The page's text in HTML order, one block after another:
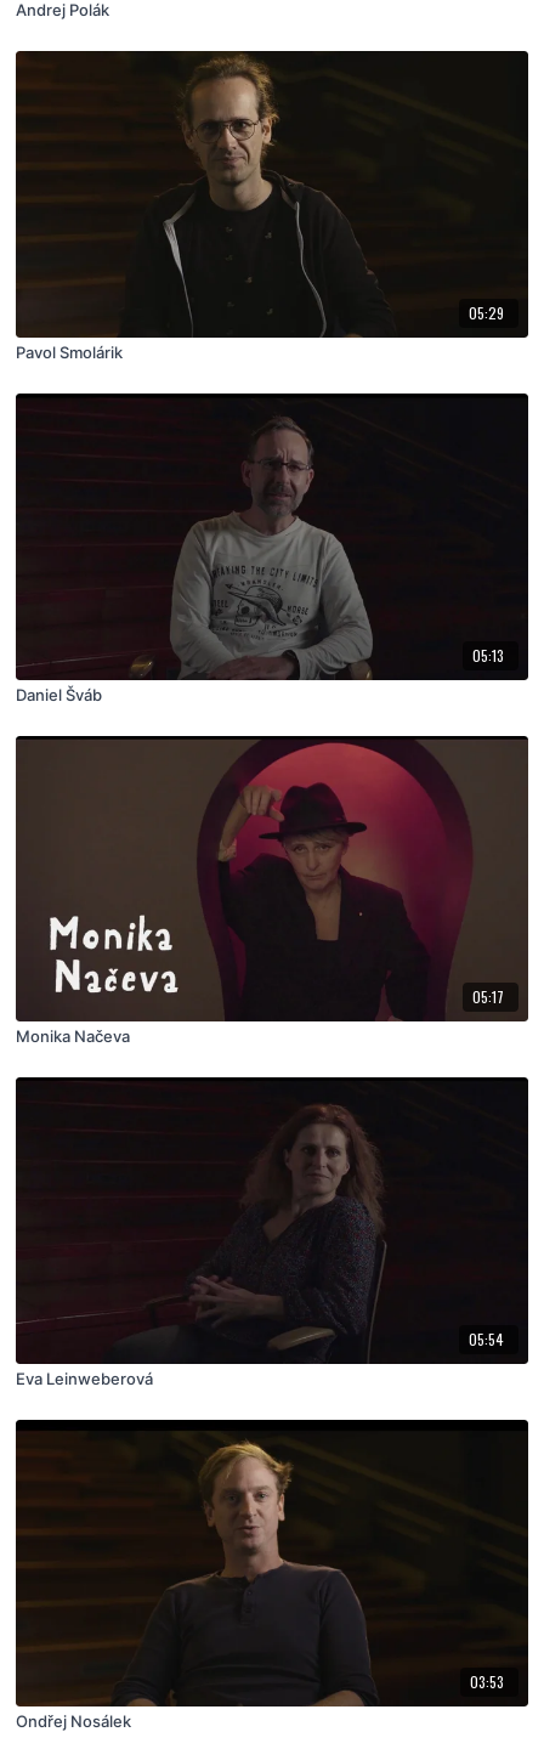
Andrej Polák
05:29
Pavol Smolárik
05:13
Daniel Šváb
05:17
Monika Načeva
05:54
Eva Leinweberová
03:53
Ondřej Nosálek